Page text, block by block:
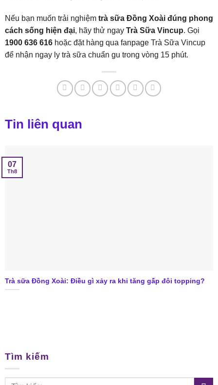
Nếu bạn muốn trải nghiệm trà sữa Đồng Xoài đúng phong
cách sống hiện đại, hãy thử ngay Trà Sữa Vincup. Gọi
1900 636 616hoặc đặt hàng qua fanpage Trà Sữa Vincup
để nhận ngay ly trà sữa chuẩn gu trong vòng 15 phút.
Tin liên quan
Trà sữa Đồng Xoài: Điều gì xảy ra khi tăng gấp đôi topping?
07
Th8
Tìm kiếm